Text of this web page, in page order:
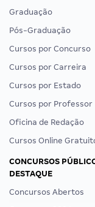
Graduação
Pós-Graduação
Cursos por Concurso
Cursos por Carreira
Cursos por Estado
Cursos por Professor
Oficina de Redação
Cursos Online
CONCURSOS
DESTAQUE
Concursos Abertos